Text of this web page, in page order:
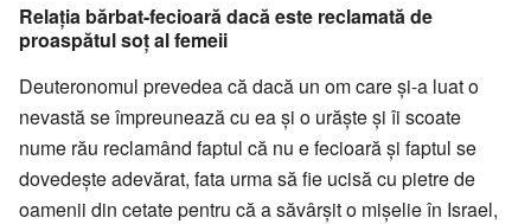
Relația bărbat-fecioară dacă este reclamată de
proaspătul soț al femeii
Deuteronomul prevedea că dacă un om care și-a luat o
nevastă se împreunează cu ea și o urăște și îi scoate
nume rău reclamând faptul că nu e fecioară și faptul se
dovedește adevărat, fata urma să fie ucisă cu pietre de
oamenii din cetate pentru că a săvârșit o mișelie în Israel,